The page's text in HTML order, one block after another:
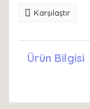
Karşılaştır
Ürün Bilgisi